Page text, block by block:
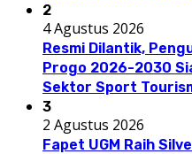
2
4 Agustus 2026
Resmi Dilantik,
Progo 2026-2030
Sektor Sport
3
2 Agustus 2026
Fapet UGM Raih